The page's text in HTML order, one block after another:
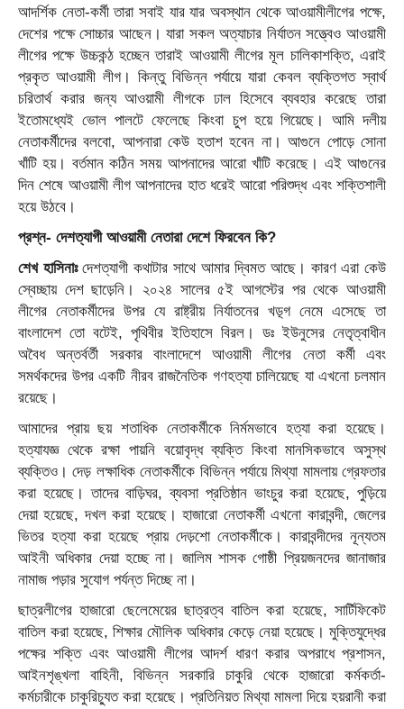
আদর্শিক নেতা-কর্মী তারা সবাই যার যার অবস্থান থেকে আওয়ামীলীগের পক্ষে,
দেশের পক্ষে সোচ্চার আছেন। যারা সকল অত্যাচার নির্যাতন সত্ত্বেও আওয়ামী
লীগের পক্ষে উচ্চকন্ঠ হচ্ছেন তারাই আওয়ামী লীগের মূল চালিকাশক্তি, এরাই
প্রকৃত আওয়ামী লীগ। কিন্তু বিভিন্ন পর্যায়ে যারা কেবল ব্যক্তিগত স্বার্থ
চরিতার্থ করার জন্য আওয়ামী লীগকে ঢাল হিসেবে ব্যবহার করেছে তারা
ইতোমধ্যেই ভোল পালটে ফেলেছে কিংবা চুপ হয়ে গিয়েছে। আমি দলীয়
নেতাকর্মীদের বলবো, আপনারা কেউ হতাশ হবেন না। আগুনে পোড়ে সোনা
খাঁটি হয়। বর্তমান কঠিন সময় আপনাদের আরো খাঁটি করেছে। এই আগুনের
দিন শেষে আওয়ামী লীগ আপনাদের হাত ধরেই আরো পরিশুদ্ধ এবং শক্তিশালী
হয়ে উঠবে।
প্রশ্ন- দেশত্যাগী আওয়ামী নেতারা দেশে ফিরবেন কি?
শেখ হাসিনাঃদেশত্যাগী কথাটার সাথে আমার দ্বিমত আছে। কারণ এরা কেউ
স্বেচ্ছায় দেশ ছাড়েনি। ২০২৪ সালের ৫ই আগস্টের পর থেকে আওয়ামী
লীগের নেতাকর্মীদের উপর যে রাষ্ট্রীয় নির্যাতনের খড়্গ নেমে এসেছে তা
বাংলাদেশ তো বটেই, পৃথিবীর ইতিহাসে বিরল। ডঃ ইউনুসের নেতৃত্বাধীন
অবৈধ অন্তর্বর্তী সরকার বাংলাদেশে আওয়ামী লীগের নেতা কর্মী এবং
সমর্থকদের উপর একটি নীরব রাজনৈতিক গণহত্যা চালিয়েছে যা এখনো চলমান
রয়েছে।
আমাদের প্রায় ছয় শতাধিক নেতাকর্মীকে নির্মমভাবে হত্যা করা হয়েছে।
হত্যাযজ্ঞ থেকে রক্ষা পায়নি বয়োবৃদ্ধ ব্যক্তি কিংবা মানসিকভাবে অসুস্থ
ব্যক্তিও। দেড় লক্ষাধিক নেতাকর্মীকে বিভিন্ন পর্যায়ে মিথ্যা মামলায় গ্রেফতার
করা হয়েছে। তাদের বাড়িঘর, ব্যবসা প্রতিষ্ঠান ভাংচুর করা হয়েছে, পুড়িয়ে
দেয়া হয়েছে, দখল করা হয়েছে। হাজারো নেতাকর্মী এখনো কারাবন্দী, জেলের
ভিতর হত্যা করা হয়েছে প্রায় দেড়শো নেতাকর্মীকে। কারাবন্দীদের নূন্যতম
আইনী অধিকার দেয়া হচ্ছে না। জালিম শাসক গোষ্ঠী প্রিয়জনদের জানাজার
নামাজ পড়ার সুযোগ পর্যন্ত দিচ্ছে না।
ছাত্রলীগের হাজারো ছেলেমেয়ের ছাত্রত্ব বাতিল করা হয়েছে, সার্টিফিকেট
বাতিল করা হয়েছে, শিক্ষার মৌলিক অধিকার কেড়ে নেয়া হয়েছে। মুক্তিযুদ্ধের
পক্ষের শক্তি এবং আওয়ামী লীগের আদর্শ ধারণ করার অপরাধে প্রশাসন,
আইনশৃঙ্খলা বাহিনী, বিভিন্ন সরকারি চাকুরি থেকে হাজারো কর্মকর্তা-
কর্মচারীকে চাকুরিচ্যুত করা হয়েছে। প্রতিনিয়ত মিথ্যা মামলা দিয়ে হয়রানী করা